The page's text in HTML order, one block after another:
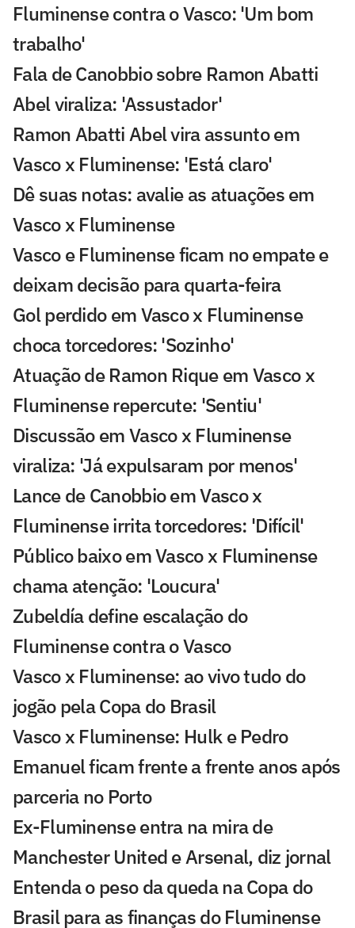
Fluminense contra o Vasco: 'Um bom
trabalho'
Fala de Canobbio sobre Ramon Abatti
Abel viraliza: 'Assustador'
Ramon Abatti Abel vira assunto em
Vasco x Fluminense: 'Está claro'
Dê suas notas: avalie as atuações em
Vasco x Fluminense
Vasco e Fluminense ficam no empate e
deixam decisão para quarta-feira
Gol perdido em Vasco x Fluminense
choca torcedores: 'Sozinho'
Atuação de Ramon Rique em Vasco x
Fluminense repercute: 'Sentiu'
Discussão em Vasco x Fluminense
viraliza: 'Já expulsaram por menos'
Lance de Canobbio em Vasco x
Fluminense irrita torcedores: 'Difícil'
Público baixo em Vasco x Fluminense
chama atenção: 'Loucura'
Zubeldía define escalação do
Fluminense contra o Vasco
Vasco x Fluminense: ao vivo tudo do
jogão pela Copa do Brasil
Vasco x Fluminense: Hulk e Pedro
Emanuel ficam frente a frente anos após
parceria no Porto
Ex-Fluminense entra na mira de
Manchester United e Arsenal, diz jornal
Entenda o peso da queda na Copa do
Brasil para as finanças do Fluminense